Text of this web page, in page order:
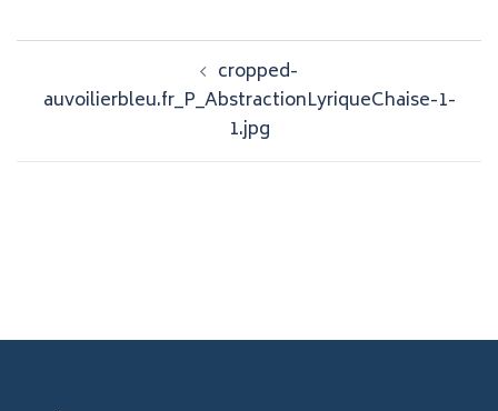
d’article
cropped-
auvoilierbleu.fr_P_AbstractionLyriqueChaise-1-
1.jpg